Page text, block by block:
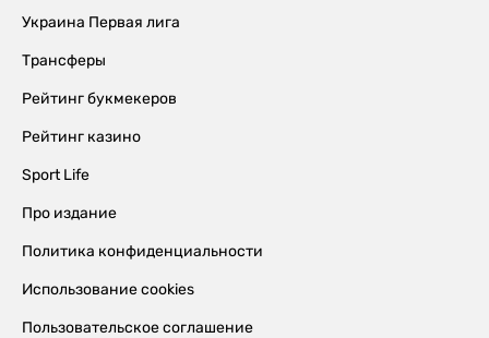
Украина Первая лига
Трансферы
Рейтинг букмекеров
Рейтинг казино
Sport Life
Про издание
Политика конфиденциальности
Использование cookies
Пользовательское соглашение